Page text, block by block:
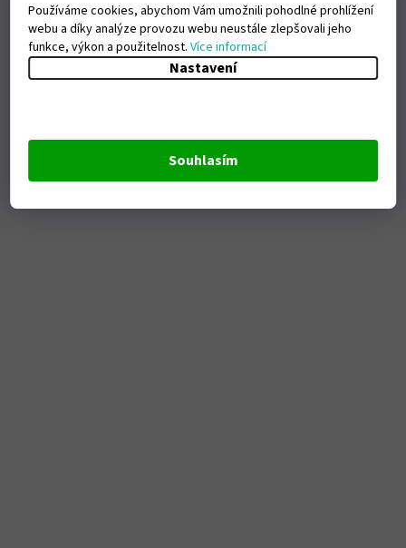
Používáme cookies, abychom Vám umožnili pohodlné prohlížení
webu a díky analýze provozu webu neustále zlepšovali jeho
funkce, výkon a použitelnost.Více informací
Nastavení
Souhlasím